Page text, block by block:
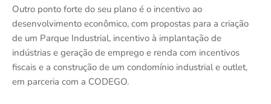
Outro ponto forte do seu plano é o incentivo ao
desenvolvimento econômico, com propostas para a criação
de um Parque Industrial, incentivo à implantação de
indústrias e geração de emprego e renda com incentivos
fiscais e a construção de um condomínio industrial e outlet,
em parceria com a CODEGO.